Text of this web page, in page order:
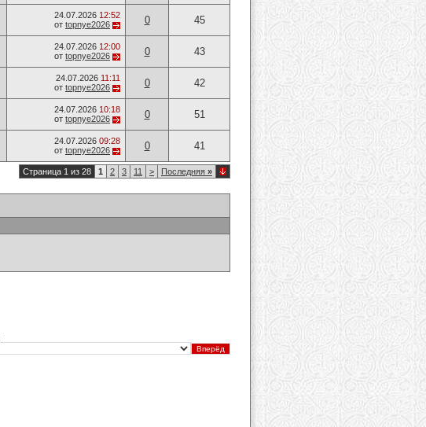
24.07.2026 12:52
от topnye2026 0 45
24.07.2026 12:00
от topnye2026 0 43
24.07.2026 11:11
от topnye2026 0 42
24.07.2026 10:18
от topnye2026 0 51
24.07.2026 09:28
от topnye2026 0 41
Страница 1 из 28 1 2 3 11 > Последняя »